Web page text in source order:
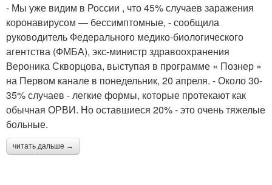
- Мы уже видим в России , что 45% случаев заражения
коронавирусом — бессимптомные, - сообщила
руководитель Федерального медико-биологического
агентства (ФМБА), экс-министр здравоохранения
Вероника Скворцова, выступая в программе « Познер »
на Первом канале в понедельник, 20 апреля. - Около 30-
35% случаев - легкие формы, которые протекают как
обычная ОРВИ. Но оставшиеся 20% - это очень тяжелые
больные.
читать дальше →